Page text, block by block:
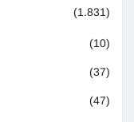
(1.831)
(10)
(37)
(47)